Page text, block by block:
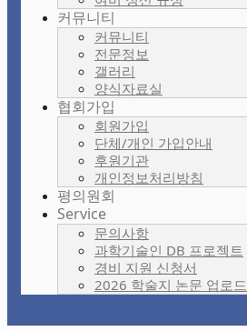
커뮤니티
커뮤니티
전문정보
갤러리
양식자료실
협회가입
회원가입
단체/개인 가입안내
후원기관
개인정보처리방침
평의원회
Service
문의사항
과학기술인 DB 프로젝트
경비 지원 신청서
2026 학술지 논문 업로드